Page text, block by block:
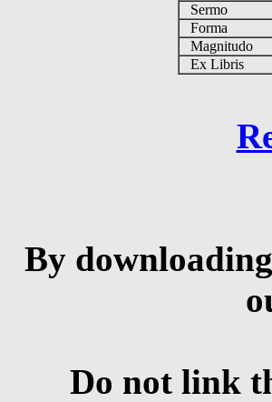
Sermo
Forma
Magnitudo
Ex Libris
By
Do not link